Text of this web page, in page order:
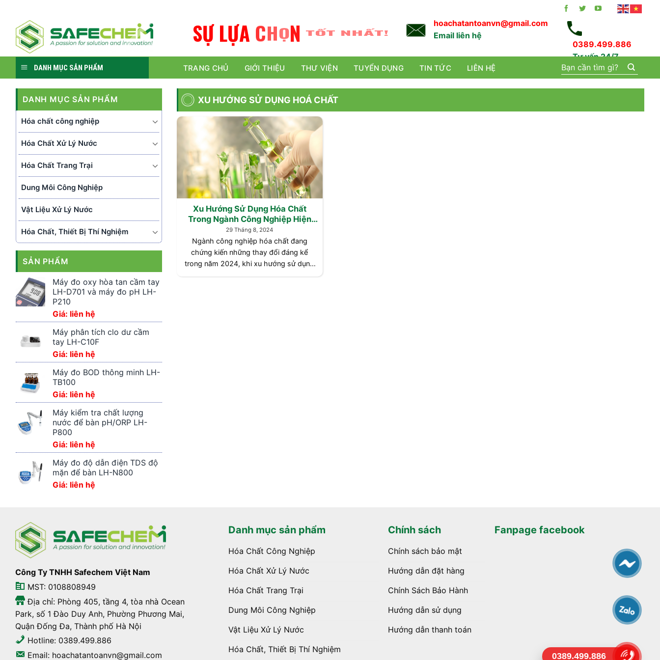
content
SỰ LỰA CHỌN TỐT NHẤT!
hoachatantoanvn@gmail.com
Email liên hệ
0389.499.886
Tư vấn 24/7
DANH MỤC SẢN PHẨM TRANG CHỦ GIỚI THIỆU THƯ VIỆN TUYỂN DỤNG TIN TỨC LIÊN HỆ
Tìm
kiếm:
DANH MỤC SẢN PHẨM
Hóa chất công nghiệp
Hóa Chất Xử Lý Nước
Hóa Chất Trang Trại
Dung Môi Công Nghiệp
Vật Liệu Xử Lý Nước
Hóa Chất, Thiết Bị Thí Nghiệm
SẢN PHẨM
Máy đo oxy hòa tan cầm tay
LH-D701 và máy đo pH LH-
P210
Giá: liên hệ
Máy phân tích clo dư cầm
tay LH-C10F
Giá: liên hệ
Máy đo BOD thông minh LH-
TB100
Giá: liên hệ
Máy kiểm tra chất lượng
nước để bàn pH/ORP LH-
P800
Giá: liên hệ
Máy đo độ dẫn điện TDS độ
mặn để bàn LH-N800
Giá: liên hệ
XU HƯỚNG SỬ DỤNG HOÁ CHẤT
Xu Hướng Sử Dụng Hóa Chất
Trong Ngành Công Nghiệp Hiện
Nay
29 Tháng 8, 2024
Ngành công nghiệp hóa chất đang
chứng kiến những thay đổi đáng kể
trong năm 2024, khi xu hướng sử dụng
các loại hóa chất thân thiện với môi
Công Ty TNHH Safechem Việt Nam
MST: 0108808949
Địa chỉ: Phòng 405, tầng 4, tòa nhà Ocean
Park, số 1 Đào Duy Anh, Phường Phương Mai,
Quận Đống Đa, Thành phố Hà Nội
Hotline: 0389.499.886
Email: hoachatantoanvn@gmail.com
Danh mục sản phẩm
Hóa Chất Công Nghiệp
Hóa Chất Xử Lý Nước
Hóa Chất Trang Trại
Dung Môi Công Nghiệp
Vật Liệu Xử Lý Nước
Hóa Chất, Thiết Bị Thí Nghiệm
Chính sách
Chính sách bảo mật
Hướng dẫn đặt hàng
Chính Sách Bảo Hành
Hướng dẫn sử dụng
Hướng dẫn thanh toán
Fanpage facebook
0389.499.886